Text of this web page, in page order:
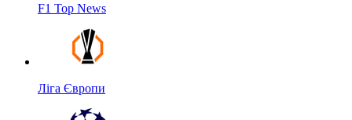
F1 Top News
Ліга Європи